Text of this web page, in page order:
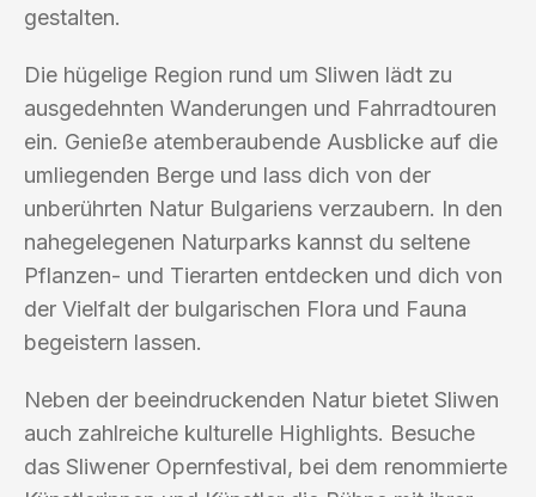
gestalten.
Die hügelige Region rund um Sliwen lädt zu
ausgedehnten Wanderungen und Fahrradtouren
ein. Genieße atemberaubende Ausblicke auf die
umliegenden Berge und lass dich von der
unberührten Natur Bulgariens verzaubern. In den
nahegelegenen Naturparks kannst du seltene
Pflanzen- und Tierarten entdecken und dich von
der Vielfalt der bulgarischen Flora und Fauna
begeistern lassen.
Neben der beeindruckenden Natur bietet Sliwen
auch zahlreiche kulturelle Highlights. Besuche
das Sliwener Opernfestival, bei dem renommierte